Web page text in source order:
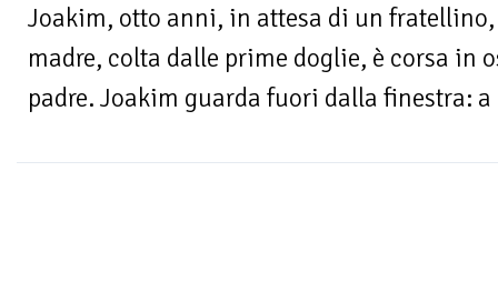
Joakim, otto anni, in attesa di un
madre, colta dalle prime doglie, è corsa in
padre. Joakim guarda fuori dalla finestra: